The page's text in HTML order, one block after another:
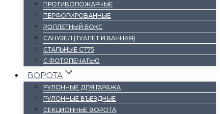
ПРОТИВОПОЖАРНЫЕ
ПЕРФОРИРОВАННЫЕ
РОЛЛЕТНЫЙ БОКС
САНУЗЕЛ (ТУАЛЕТ И ВАННАЯ)
СТАЛЬНЫЕ СТ75
С ФОТОПЕЧАТЬЮ
ВОРОТА
РУЛОННЫЕ ДЛЯ ГАРАЖА
РУЛОННЫЕ ВЪЕЗДНЫЕ
СЕКЦИОННЫЕ ВОРОТА